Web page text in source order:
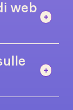
hai un
sulla
(ad
web
e